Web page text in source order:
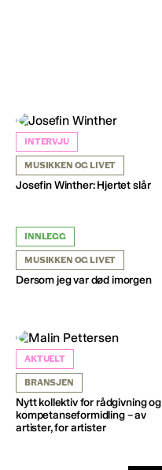
INTERVJU
MUSIKKEN OG LIVET
Josefin Winther: Hjertet slår
INNLEGG
MUSIKKEN OG LIVET
Dersom jeg var død imorgen
AKTUELT
BRANSJEN
Nytt kollektiv for rådgivning og
kompetanseformidling – av
artister, for artister